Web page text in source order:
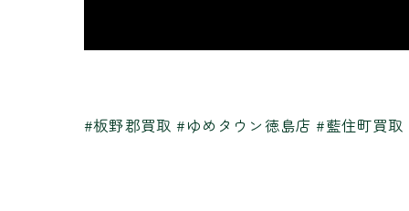
#板野郡買取 #ゆめタウン徳島店 #藍住町買